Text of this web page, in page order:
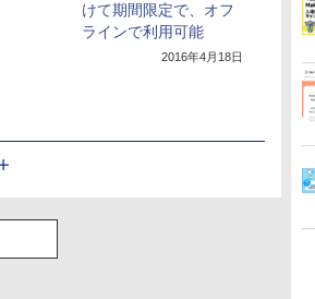
けて期間限定で、オフ
ラインで利用可能
2016年4月18日